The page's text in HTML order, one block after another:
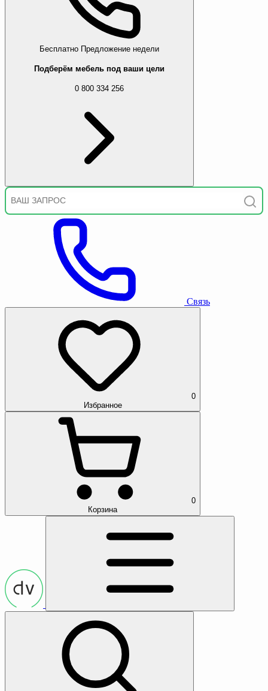
Бесплатно Предложение недели
Подберём мебель под ваши цели
0 800 334 256
Связь
0
Избранное
0
Корзина